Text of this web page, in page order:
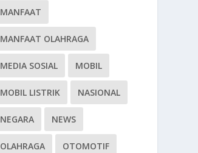
MANFAAT
MANFAAT OLAHRAGA
MEDIA SOSIAL MOBIL
MOBIL LISTRIK NASIONAL
NEGARA NEWS
OLAHRAGA OTOMOTIF